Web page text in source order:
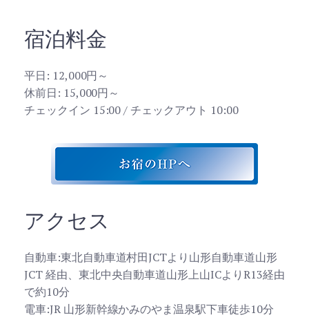
宿泊料金
平日: 12,000円～
休前日: 15,000円～
チェックイン 15:00 / チェックアウト 10:00
アクセス
自動車:東北自動車道村田JCTより山形自動車道山形
JCT 経由、東北中央自動車道山形上山ICよりR13経由
で約10分
電車:JR 山形新幹線かみのやま温泉駅下車徒歩10分